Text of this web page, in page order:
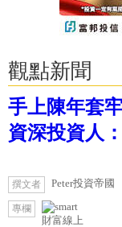
觀點新聞
手上陳年套
資深投資人
撰文者 Peter投資帝國
專欄
財富線上